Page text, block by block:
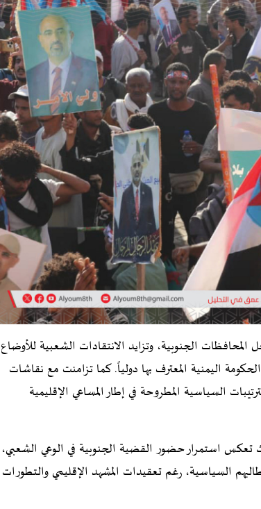
الجنوبية، وتزايد الانتقادات الشعبية للأوضاع
اليمنية المعترف بها دولياً. كما تزامنت مع نقاشات
السياسية المطروحة في إطار المساعي الإقليمية
تعكس استمرار حضور القضية الجنوبية في الوعي الشعبي،
السياسية، رغم تعقيدات المشهد الإقليمي والتطورات